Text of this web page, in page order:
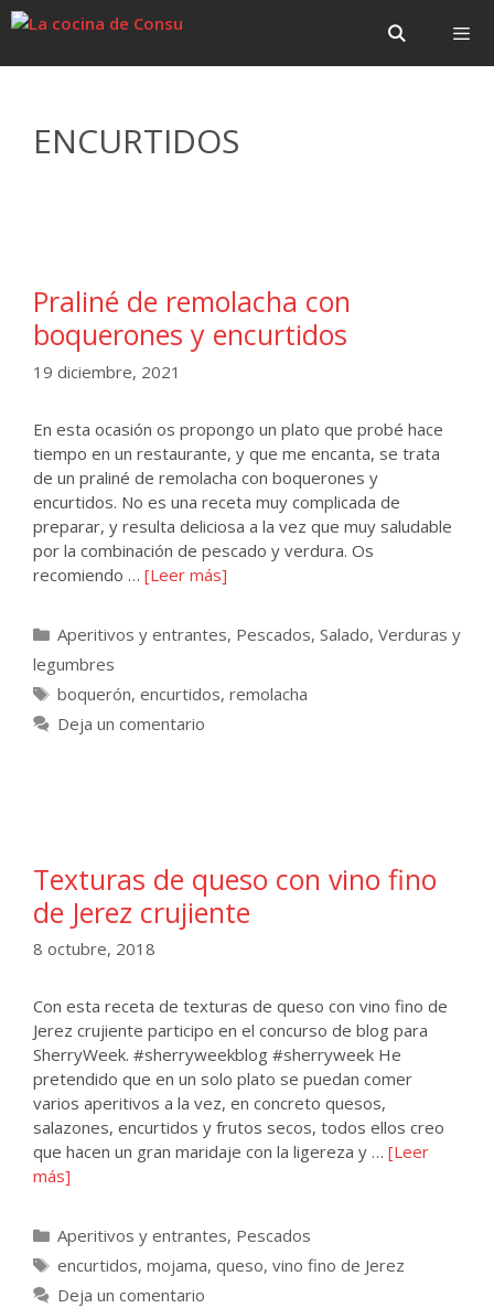
Saltar
Saltar
ENCURTIDOS
Praliné de remolacha con
boquerones y encurtidos
19 diciembre, 2021
En esta ocasión os propongo un plato que probé hace
tiempo en un restaurante, y que me encanta, se trata
de un praliné de remolacha con boquerones y
encurtidos. No es una receta muy complicada de
preparar, y resulta deliciosa a la vez que muy saludable
por la combinación de pescado y verdura. Os
recomiendo … [Leer más]
Categorías
Aperitivos y entrantes, Pescados, Salado, Verduras y
legumbres
Etiquetas
boquerón, encurtidos, remolacha
Deja un comentario
Texturas de queso con vino fino
de Jerez crujiente
8 octubre, 2018
Con esta receta de texturas de queso con vino fino de
Jerez crujiente participo en el concurso de blog para
SherryWeek. #sherryweekblog #sherryweek He
pretendido que en un solo plato se puedan comer
varios aperitivos a la vez, en concreto quesos,
salazones, encurtidos y frutos secos, todos ellos creo
que hacen un gran maridaje con la ligereza y … [Leer
más]
Categorías
Aperitivos y entrantes, Pescados
Etiquetas
encurtidos, mojama, queso, vino fino de Jerez
Deja un comentario